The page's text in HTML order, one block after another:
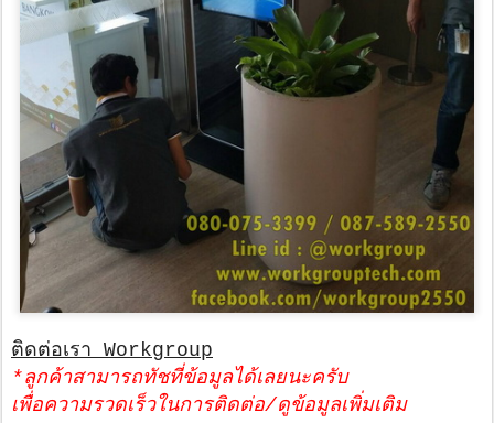
ติดต่อเรา Workgroup
*ลูกค้าสามารถทัชที่ข้อมูลได้เลยนะครับ
เพื่อความรวดเร็วในการติดต่อ/ดูข้อมูลเพิ่มเติม